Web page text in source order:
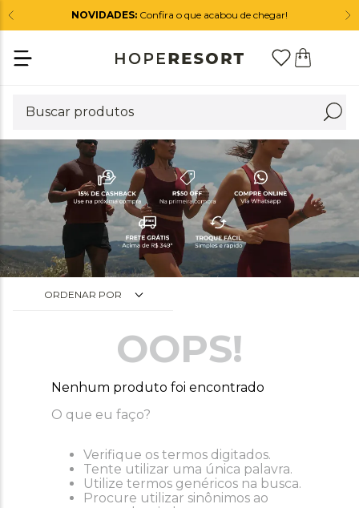
NOVIDADES: Confira o que acabou de chegar!
ORDENAR POR
OOPS!
Nenhum produto foi encontrado
O que eu faço?
Verifique os termos digitados.
Tente utilizar uma única palavra.
Utilize termos genéricos na busca.
Procure utilizar sinônimos ao